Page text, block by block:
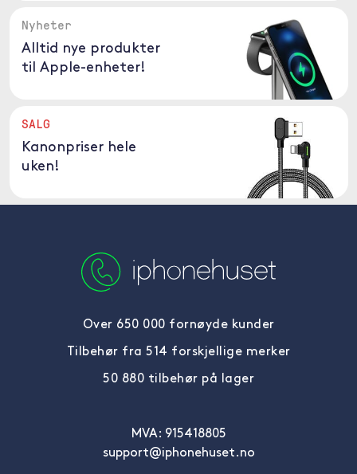
Nyheter
Alltid nye produkter
til Apple-enheter!
SALG
Kanonpriser hele
uken!
Over 650 000 fornøyde kunder
Tilbehør fra 514 forskjellige merker
50 880 tilbehør på lager
MVA: 915418805
support@iphonehuset.no